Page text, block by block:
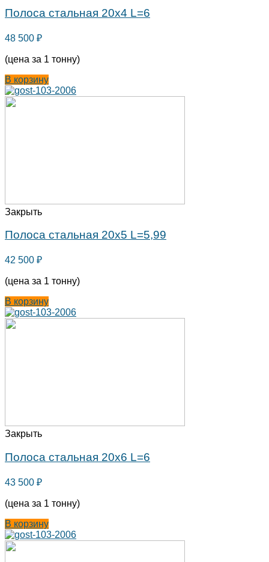
Полоса стальная 20х4 L=6
48 500 ₽
(цена за 1 тонну)
В корзину
Закрыть
Полоса стальная 20х5 L=5,99
42 500 ₽
(цена за 1 тонну)
В корзину
Закрыть
Полоса стальная 20х6 L=6
43 500 ₽
(цена за 1 тонну)
В корзину